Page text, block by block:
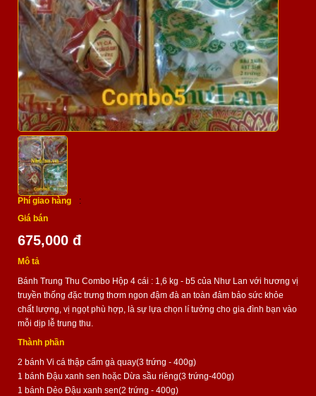
Phí giao hàng
:
Giá bán
675,000 đ
Mô tả
Bánh Trung Thu Combo Hộp 4 cái : 1,6 kg - b5 của Như Lan với hương vị
truyền thống đặc trưng thơm ngon đậm đà an toàn đảm bảo sức khỏe
chất lượng, vị ngọt phù hợp, là sự lựa chọn lí tưởng cho gia đình bạn vào
mỗi dịp lễ trung thu.
Thành phần
2 bánh Vi cá thập cẩm gà quay(3 trứng - 400g)
1 bánh Đậu xanh sen hoặc Dừa sầu riêng(3 trứng-400g)
1 bánh Dẻo Đậu xanh sen(2 trứng - 400g)